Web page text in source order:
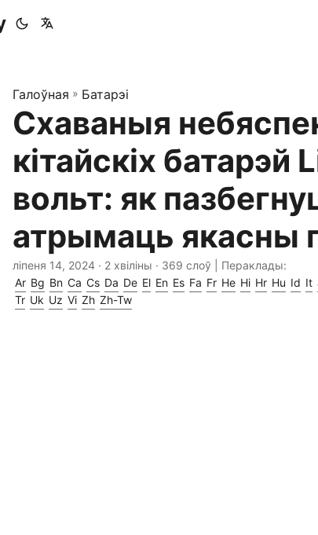
Галоўная » Батарэі
Схаваныя
кітайскіх батарэй
вольт: як
атрымаць якасны
ліпеня 14, 2024 · 2 хвіліны · 369 слоў | Пераклады:
Ar Bg Bn Ca Cs Da De El En Es Fa Fr He Hi Hr Hu Id It
Tr Uk Uz Vi Zh Zh-Tw